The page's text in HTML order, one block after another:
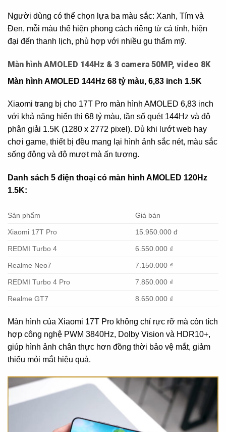
Người dùng có thể chọn lựa ba màu sắc: Xanh, Tím và
Đen, mỗi màu thể hiện phong cách riêng từ cá tính, hiện
đại đến thanh lịch, phù hợp với nhiều gu thẩm mỹ.
Màn hình AMOLED 144Hz & 3 camera 50MP, video 8K
Màn hình AMOLED 144Hz 68 tỷ màu, 6,83 inch 1.5K
Xiaomi trang bị cho 17T Pro màn hình AMOLED 6,83 inch
với khả năng hiển thị 68 tỷ màu, tần số quét 144Hz và độ
phân giải 1.5K (1280 x 2772 pixel). Dù khi lướt web hay
chơi game, thiết bị đều mang lại hình ảnh sắc nét, màu sắc
sống động và độ mượt mà ấn tượng.
Danh sách 5 điện thoại có màn hình AMOLED 120Hz
1.5K:
Sản phẩm Giá bán
Xiaomi 17T Pro 15.950.000 đ
REDMI Turbo 4 6.550.000 ₫
Realme Neo7 7.150.000 ₫
REDMI Turbo 4 Pro 7.850.000 ₫
Realme GT7 8.650.000 ₫
Màn hình của Xiaomi 17T Pro không chỉ rực rỡ mà còn tích
hợp công nghệ PWM 3840Hz, Dolby Vision và HDR10+,
giúp hình ảnh chân thực hơn đồng thời bảo vệ mắt, giảm
thiểu mỏi mắt hiệu quả.